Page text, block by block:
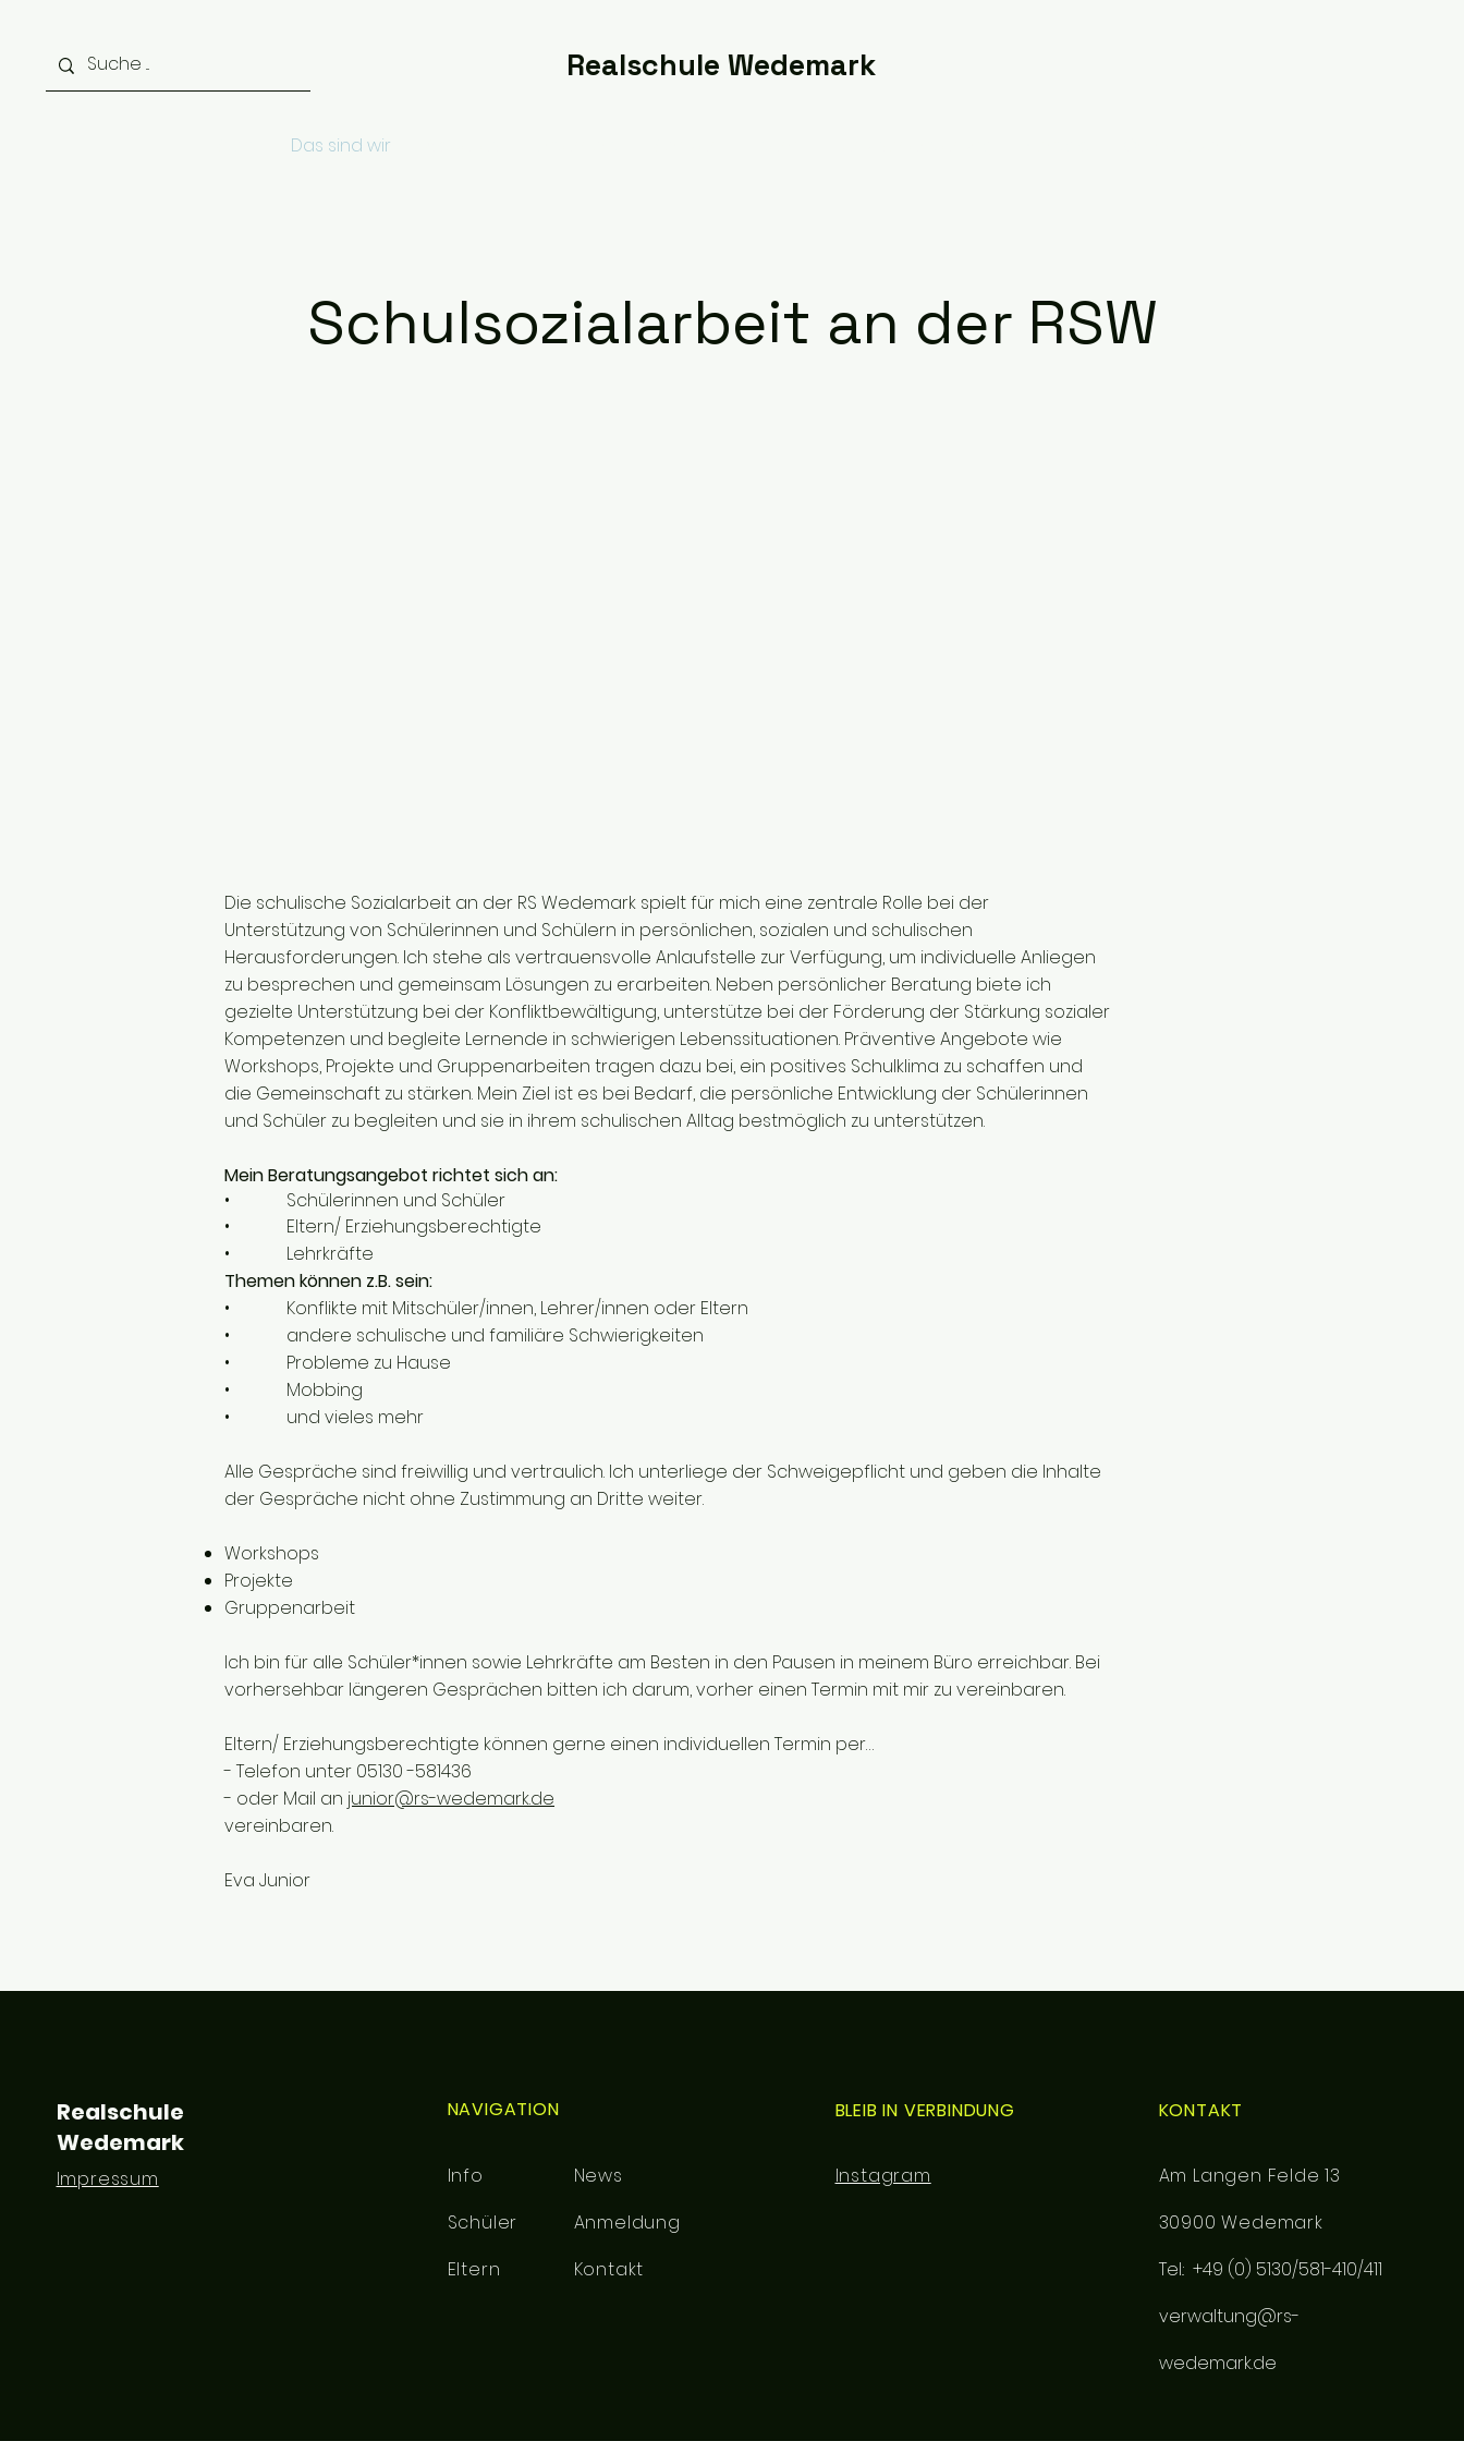
Realschule Wedemark
Das sind wir
Schulsozialarbeit an der RSW
Die schulische Sozialarbeit an der RS Wedemark spielt für mich eine zentrale Rolle bei der
Unterstützung von Schülerinnen und Schülern in persönlichen, sozialen und schulischen
Herausforderungen. Ich stehe als vertrauensvolle Anlaufstelle zur Verfügung, um individuelle Anliegen
zu besprechen und gemeinsam Lösungen zu erarbeiten. Neben persönlicher Beratung biete ich
gezielte Unterstützung bei der Konfliktbewältigung, unterstütze bei der Förderung der Stärkung sozialer
Kompetenzen und begleite Lernende in schwierigen Lebenssituationen. Präventive Angebote wie
Workshops, Projekte und Gruppenarbeiten tragen dazu bei, ein positives Schulklima zu schaffen und
die Gemeinschaft zu stärken. Mein Ziel ist es bei Bedarf, die persönliche Entwicklung der Schülerinnen
und Schüler zu begleiten und sie in ihrem schulischen Alltag bestmöglich zu unterstützen.
Mein Beratungsangebot richtet sich an:
• Schülerinnen und Schüler
• Eltern/ Erziehungsberechtigte
• Lehrkräfte
Themen können z.B. sein:
• Konflikte mit Mitschüler/innen, Lehrer/innen oder Eltern
• andere schulische und familiäre Schwierigkeiten
• Probleme zu Hause
• Mobbing
• und vieles mehr
Alle Gespräche sind freiwillig und vertraulich. Ich unterliege der Schweigepflicht und geben die Inhalte
der Gespräche nicht ohne Zustimmung an Dritte weiter.
Workshops
Projekte
Gruppenarbeit
Ich bin für alle Schüler*innen sowie Lehrkräfte am Besten in den Pausen in meinem Büro erreichbar. Bei
vorhersehbar längeren Gesprächen bitten ich darum, vorher einen Termin mit mir zu vereinbaren.
Eltern/ Erziehungsberechtigte können gerne einen individuellen Termin per…
- Telefon unter 05130 -581436
- oder Mail an junior@rs-wedemark.de
vereinbaren.
Eva Junior
Realschule
Wedemark
Impressum
NAVIGATION
Info
Schüler
Eltern
News
Anmeldung
Kontakt
BLEIB IN VERBINDUNG
Instagram
KONTAKT
Am Langen Felde 13
30900 Wedemark
Tel.: +49 (0) 5130/581-410/411
verwaltung@rs-
wedemark.de